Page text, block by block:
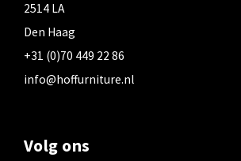
2514 LA
Den Haag
+31 (0)70 449 22 86
info@hoffurniture.nl
Volg ons